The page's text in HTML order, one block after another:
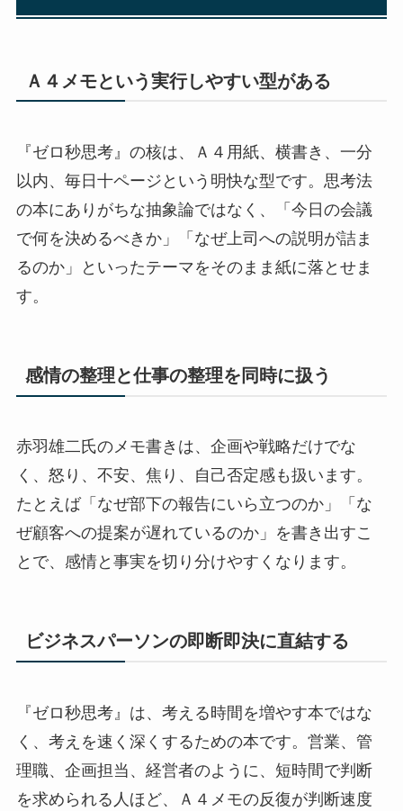
Ａ４メモという実行しやすい型がある
『ゼロ秒思考』の核は、Ａ４用紙、横書き、一分
以内、毎日十ページという明快な型です。思考法
の本にありがちな抽象論ではなく、「今日の会議
で何を決めるべきか」「なぜ上司への説明が詰ま
るのか」といったテーマをそのまま紙に落とせま
す。
感情の整理と仕事の整理を同時に扱う
赤羽雄二氏のメモ書きは、企画や戦略だけでな
く、怒り、不安、焦り、自己否定感も扱います。
たとえば「なぜ部下の報告にいら立つのか」「な
ぜ顧客への提案が遅れているのか」を書き出すこ
とで、感情と事実を切り分けやすくなります。
ビジネスパーソンの即断即決に直結する
『ゼロ秒思考』は、考える時間を増やす本ではな
く、考えを速く深くするための本です。営業、管
理職、企画担当、経営者のように、短時間で判断
を求められる人ほど、Ａ４メモの反復が判断速度